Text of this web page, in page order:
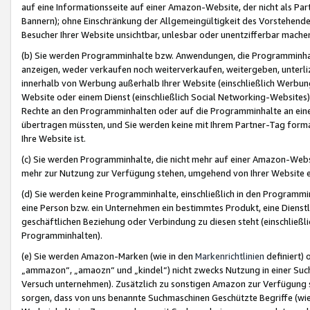
auf eine Informationsseite auf einer Amazon-Website, der nicht als
Bannern); ohne Einschränkung der Allgemeingültigkeit des
Besucher Ihrer Website unsichtbar, unlesbar oder unentzifferbar
(b) Sie werden Programminhalte bzw. Anwendungen, die
anzeigen, weder verkaufen noch weiterverkaufen, weitergeben,
innerhalb von Werbung außerhalb Ihrer Website (einschließlich
Website oder einem Dienst (einschließlich Social Networking-
Rechte an den Programminhalten oder auf die Programminhalte an
übertragen müssten, und Sie werden keine mit Ihrem Partner-Tag
Ihre Website ist.
(c) Sie werden Programminhalte, die nicht mehr auf einer Amazon-
mehr zur Nutzung zur Verfügung stehen, umgehend von Ihrer
(d) Sie werden keine Programminhalte, einschließlich in den
eine Person bzw. ein Unternehmen ein bestimmtes Produkt, eine
geschäftlichen Beziehung oder Verbindung zu diesen steht
Programminhalten).
(e) Sie werden Amazon-Marken (wie in den Markenrichtlinien definiert)
„ammazon“, „amaozn“ und „kindel“) nicht zwecks Nutzung in einer
Versuch unternehmen). Zusätzlich zu sonstigen Amazon zur
sorgen, dass von uns benannte Suchmaschinen Geschützte Begriffe